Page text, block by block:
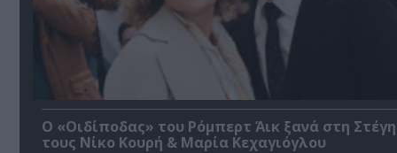
O «Οιδίποδας» του Ρόμπερτ Άικ ξανά στη
τους Νίκο Κουρή & Μαρία Κεχαγιόγλου